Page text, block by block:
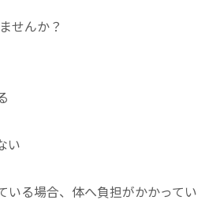
せんか？
い
いる場合、体へ負担がかかってい